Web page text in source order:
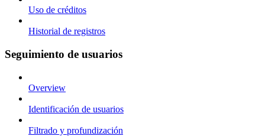
Uso de créditos
Historial de registros
Seguimiento de usuarios
Overview
Identificación de usuarios
Filtrado y profundización